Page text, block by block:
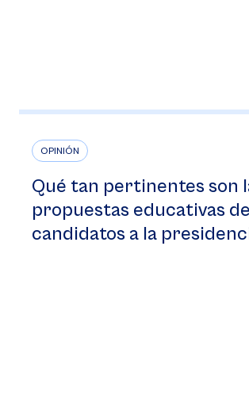
OPINIÓN
Qué tan pertinentes son
propuestas educativas
candidatos a la